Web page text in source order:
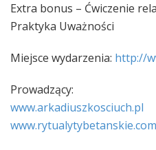
Extra bonus – Ćwiczenie
Praktyka Uważności
Miejsce wydarzenia: http://
Prowadzący:
www.arkadiuszkosciuch.pl
www.rytualytybetanskie.com